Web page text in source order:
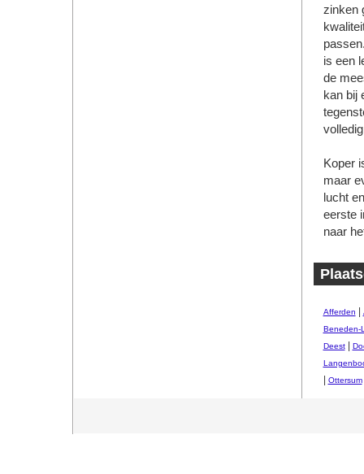
zinken
is een
de
kan bij
Koper
maar
lucht
eerste
naar
Afferden
Beneden-
Deest|
Ottersum